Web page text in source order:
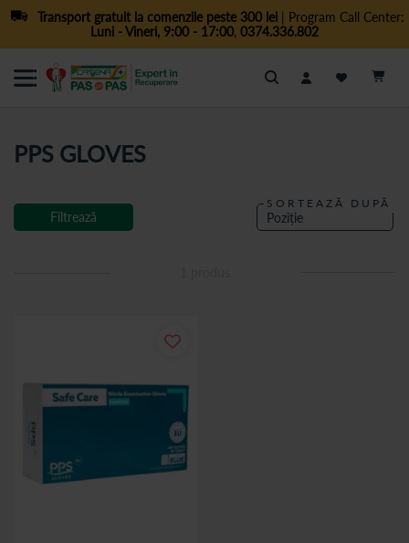
Transport gratuit la comenzile peste 300 lei| Program Call Center:
Luni - Vineri, 9:00 - 17:00, 0374.336.802
Cautare
PPS GLOVES
SORTEAZĂ DUPĂ
Filtrează